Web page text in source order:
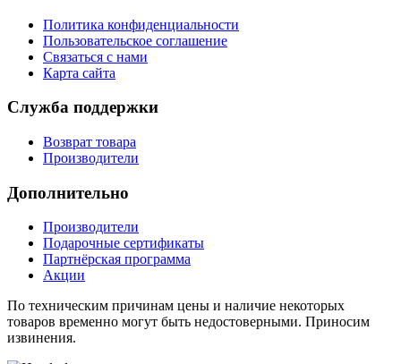
Политика конфиденциальности
Пользовательское соглашение
Связаться с нами
Карта сайта
Служба поддержки
Возврат товара
Производители
Дополнительно
Производители
Подарочные сертификаты
Партнёрская программа
Акции
По техническим причинам цены и наличие некоторых
товаров временно могут быть недостоверными. Приносим
извинения.